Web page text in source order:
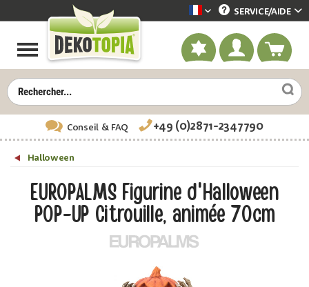
Dekotopia französisch
SERVICE/AIDE
Conseil& FAQ +49 (0)2871-2347790
Halloween
EUROPALMS Figurine d'Halloween
POP-UP Citrouille, animée 70cm